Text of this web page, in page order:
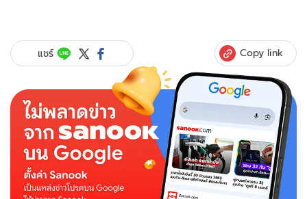
แชร์ Copy link